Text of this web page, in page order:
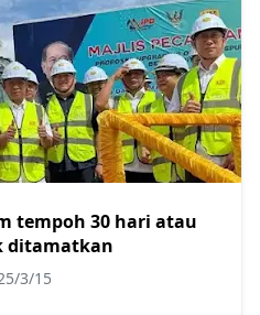
tempoh 30 hari atau
ditamatkan
3/15